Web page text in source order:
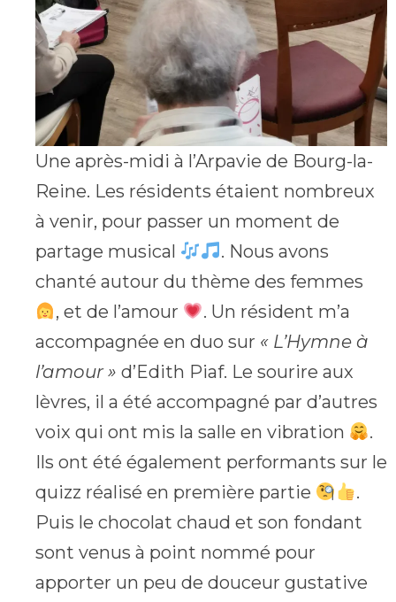
Une après-midi à l’Arpavie de Bourg-la-
Reine. Les résidents étaient nombreux
à venir, pour passer un moment de
partage musical
. Nous avons
chanté autour du thème des femmes
, et de l’amour
. Un résident m’a
accompagnée en duo sur « L’Hymne à
l’amour » d’Edith Piaf. Le sourire aux
lèvres, il a été accompagné par d’autres
voix qui ont mis la salle en vibration
.
Ils ont été également performants sur le
quizz réalisé en première partie
.
Puis le chocolat chaud et son fondant
sont venus à point nommé pour
apporter un peu de douceur gustative